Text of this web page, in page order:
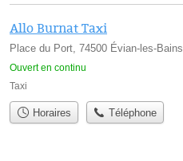
Allo Burnat Taxi
Place du Port, 74500 Évian-les-Bains
Ouvert en continu
Taxi
Horaires Téléphone